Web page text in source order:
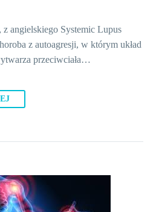
angielskiego Systemic Lupus
z autoagresji, w którym układ
przeciwciała…